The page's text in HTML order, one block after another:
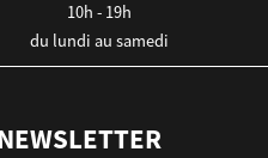
10h - 19h
du lundi au samedi